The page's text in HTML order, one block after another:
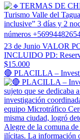
🔴 PLACILLA –